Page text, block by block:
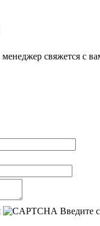
свяжется с
Введите